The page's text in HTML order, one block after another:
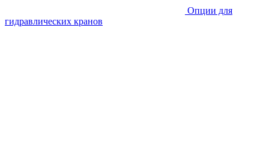
Опции для
гидравлических кранов